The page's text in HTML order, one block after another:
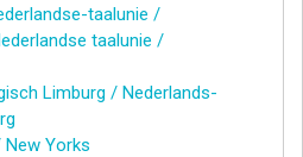
taalunie /
taalunie /
Limburg / Nederlands-
Yorks